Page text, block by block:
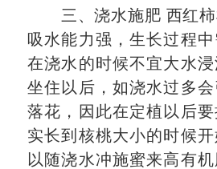
三、浇水施肥 西红柿
吸水能力强，生长过程
在浇水的时候不宜大水
坐住以后，如浇水过多
落花，因此在定植以后
实长到核桃大小的时候
以随浇水冲施蜜来高有